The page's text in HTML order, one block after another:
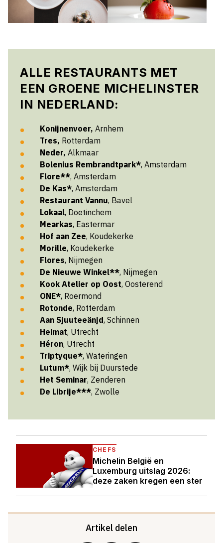
ALLE RESTAURANTS MET
EEN GROENE MICHELINSTER
IN NEDERLAND:
Konijnenvoer, Arnhem
Tres, Rotterdam
Neder, Alkmaar
Bolenius Rembrandtpark*, Amsterdam
Flore**, Amsterdam
De Kas*, Amsterdam
Restaurant Vannu, Bavel
Lokaal, Doetinchem
Mearkas, Eastermar
Hof aan Zee, Koudekerke
Morille, Koudekerke
Flores, Nijmegen
De Nieuwe Winkel**, Nijmegen
Kook Atelier op Oost, Oosterend
ONE*, Roermond
Rotonde, Rotterdam
Aan Sjuuteeänjd, Schinnen
Heimat, Utrecht
Héron, Utrecht
Triptyque*, Wateringen
Lutum*, Wijk bij Duurstede
Het Seminar, Zenderen
De Librije***, Zwolle
CHEFS
Michelin België en
Luxemburg uitslag 2026:
deze zaken kregen een ster
Artikel delen